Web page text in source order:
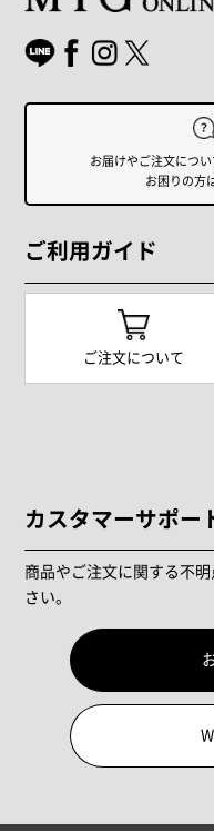
お届けやご注文につ
お困りの方
ご利用ガイド
ご注文について
カスタマーサポー
商品やご注文に関する不
さい。